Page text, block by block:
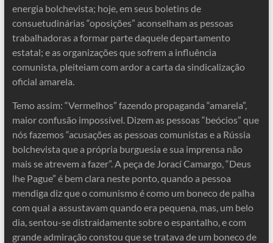
energia bolchevista; hoje, em seus boletins de
consuetudinárias “oposições” aconselham as pessoas
trabalhadoras a formar parte daquele departamento
estatal; e as organizações que sofrem a influência
comunista, pleiteiam com ardor a carta da sindicalização
oficial amarela.
Temo assim: “Vermelhos” fazendo propaganda “amarela”,
maior confusão impossível. Dizem as pessoas “beócios” que
nós fazemos “acusações as pessoas comunistas e a Rússia
bolchevista que a própria burguesia e sua imprensa não
mais se atrevem a fazer”. A peça de Jorací Camargo, “Deus
lhe Pague” é bem clara neste ponto, quando a pessoa
mendiga diz que o comunismo é como um boneco de palha
com qual a assustavam quando era pequena, mas, um belo
dia, sentou-se distraidamente sobre o espantalho, e com
grande admiração constou que se tratava de um boneco de